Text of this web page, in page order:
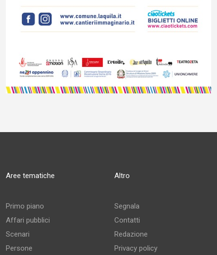
Aree tematiche
Primo piano
Affari pubblici
Scenari
Persone
Altro
Segnala
Contatti
Redazione
Privacy policy